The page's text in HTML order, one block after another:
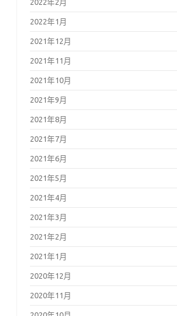
2022年2月
2022年1月
2021年12月
2021年11月
2021年10月
2021年9月
2021年8月
2021年7月
2021年6月
2021年5月
2021年4月
2021年3月
2021年2月
2021年1月
2020年12月
2020年11月